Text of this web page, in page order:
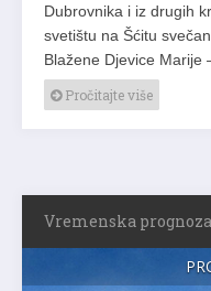
Dubrovnika i iz drugih
svetištu na Šćitu
Blažene Djevice Marije
Pročitajte više
Vremenska prognoza